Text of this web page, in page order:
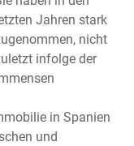
Jahren stark
nicht
infolge der
in Spanien
und